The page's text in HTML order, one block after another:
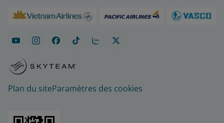
Plan du siteParamètres des cookies